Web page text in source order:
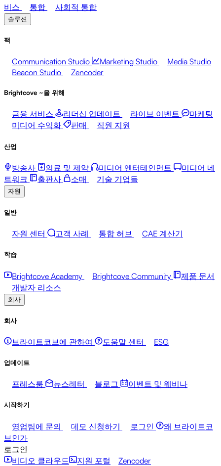
비스
통합 사회적 통합
솔루션
팩
Communication Studio Marketing Studio
Media Studio
Beacon Studio
Zencoder
Brightcove ~을 위해
금융 서비스 리더십 업데이트 라이브 이벤트
마케팅
미디어 수익화
판매 직원 지원
산업
방송사 의료 및 제약 미디어 엔터테인먼트
미디어 네
트워크
출판사 소매 기술 기업들
자원
일반
자원 센터 고객 사례 통합 허브 CAE 계산기
학습
Brightcove Academy Brightcove Community
제품 문서
개발자 리소스
회사
회사
브라이트코브에 관하여 도움말 센터 ESG
업데이트
프레스룸 뉴스레터 블로그 이벤트 및 웨비나
시작하기
영업팀에 문의 데모 신청하기 로그인
왜 브라이트코
브인가
로그인
비디오 클라우드
지원 포털
Zencoder